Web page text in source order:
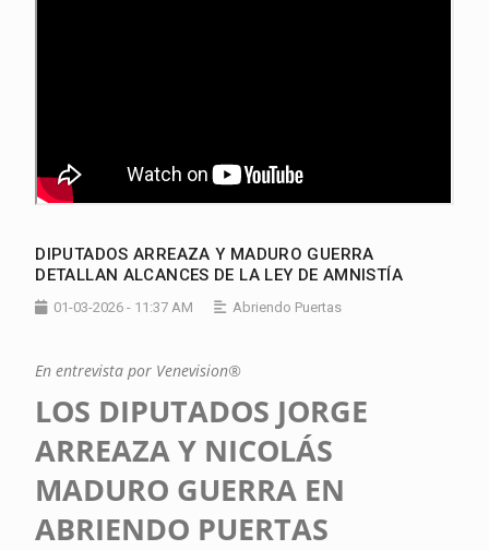
DIPUTADOS ARREAZA Y MADURO GUERRA
DETALLAN ALCANCES DE LA LEY DE AMNISTÍA
01-03-2026 - 11:37 AM Abriendo Puertas
En entrevista por Venevision®
LOS DIPUTADOS JORGE
ARREAZA Y NICOLÁS
MADURO GUERRA EN
ABRIENDO PUERTAS